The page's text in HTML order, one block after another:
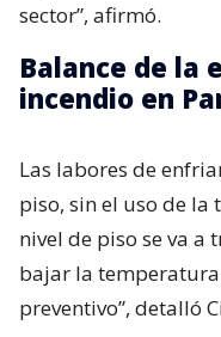
sector”, afirmó.
Balance de la
incendio en
Las labores de
piso, sin el uso de la
nivel de piso se va a
bajar la
preventivo”, detalló